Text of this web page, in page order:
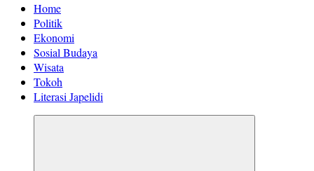
Home
Politik
Ekonomi
Sosial Budaya
Wisata
Tokoh
Literasi Japelidi